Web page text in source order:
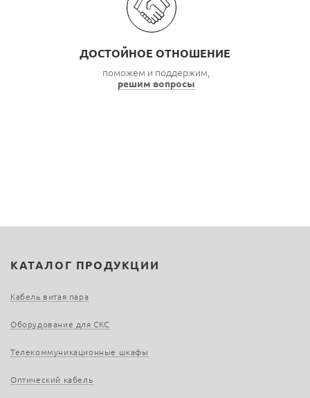
ДОСТОЙНОЕ ОТНОШЕНИЕ
поможем и поддержим,
решим вопросы
КАТАЛОГ ПРОДУКЦИИ
Кабель витая пара
Оборудование для СКС
Телекоммуникационные шкафы
Оптический кабель